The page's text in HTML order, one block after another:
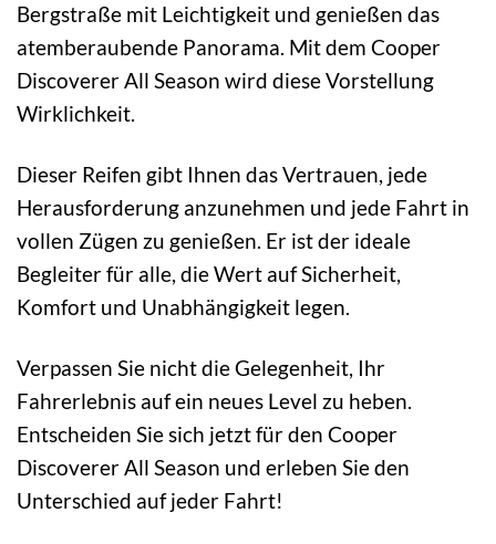
Bergstraße mit Leichtigkeit und genießen das
atemberaubende Panorama. Mit dem Cooper
Discoverer All Season wird diese Vorstellung
Wirklichkeit.
Dieser Reifen gibt Ihnen das Vertrauen, jede
Herausforderung anzunehmen und jede Fahrt in
vollen Zügen zu genießen. Er ist der ideale
Begleiter für alle, die Wert auf Sicherheit,
Komfort und Unabhängigkeit legen.
Verpassen Sie nicht die Gelegenheit, Ihr
Fahrerlebnis auf ein neues Level zu heben.
Entscheiden Sie sich jetzt für den Cooper
Discoverer All Season und erleben Sie den
Unterschied auf jeder Fahrt!